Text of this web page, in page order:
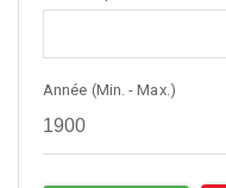
Année (Min. - Max.)